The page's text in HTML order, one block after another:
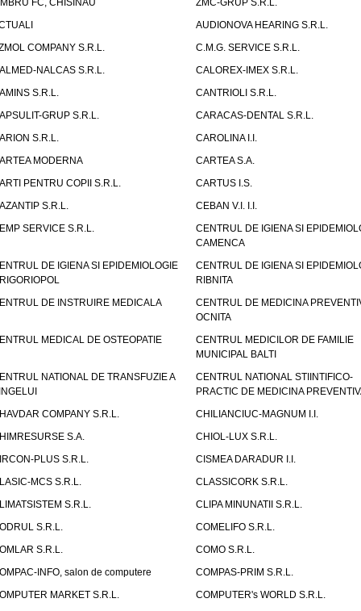
FC, CHISINAU
ZMC-GRUP S.R.L.
AUDIONOVA HEARING S.R.L.
COMPANY S.R.L.
C.M.G. SERVICE S.R.L.
NALCAS S.R.L.
CALOREX-IMEX S.R.L.
S.R.L.
CANTRIOLI S.R.L.
GRUP S.R.L.
CARACAS-DENTAL S.R.L.
S.R.L.
CAROLINA I.I.
MODERNA
CARTEA S.A.
PENTRU COPII S.R.L.
CARTUS I.S.
S.R.L.
CEBAN V.I. I.I.
SERVICE S.R.L.
CENTRUL DE IGIENA SI
CAMENCA
DE IGIENA SI EPIDEMIOLOGIE
CENTRUL DE IGIENA SI
RIBNITA
DE INSTRUIRE MEDICALA
CENTRUL DE MEDICINA
OCNITA
MEDICAL DE OSTEOPATIE
CENTRUL MEDICILOR DE FAMILIE
MUNICIPAL BALTI
NATIONAL DE TRANSFUZIE A
CENTRUL NATIONAL STIINTIFICO-
PRACTIC DE MEDICINA
COMPANY S.R.L.
CHILIANCIUC-MAGNUM I.I.
S.A.
CHIOL-LUX S.R.L.
PLUS S.R.L.
CISMEA DARADUR I.I.
MCS S.R.L.
CLASSICORK S.R.L.
S.R.L.
CLIPA MINUNATII S.R.L.
S.R.L.
COMELIFO S.R.L.
S.R.L.
COMO S.R.L.
INFO, salon de computere
COMPAS-PRIM S.R.L.
MARKET S.R.L.
COMPUTER's WORLD S.R.L.